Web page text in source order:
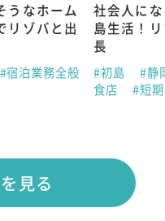
うなホーム
リゾバと出
#宿泊業務全般
社会人に
島生活！
長
#初島
#静
食店
#短
見る